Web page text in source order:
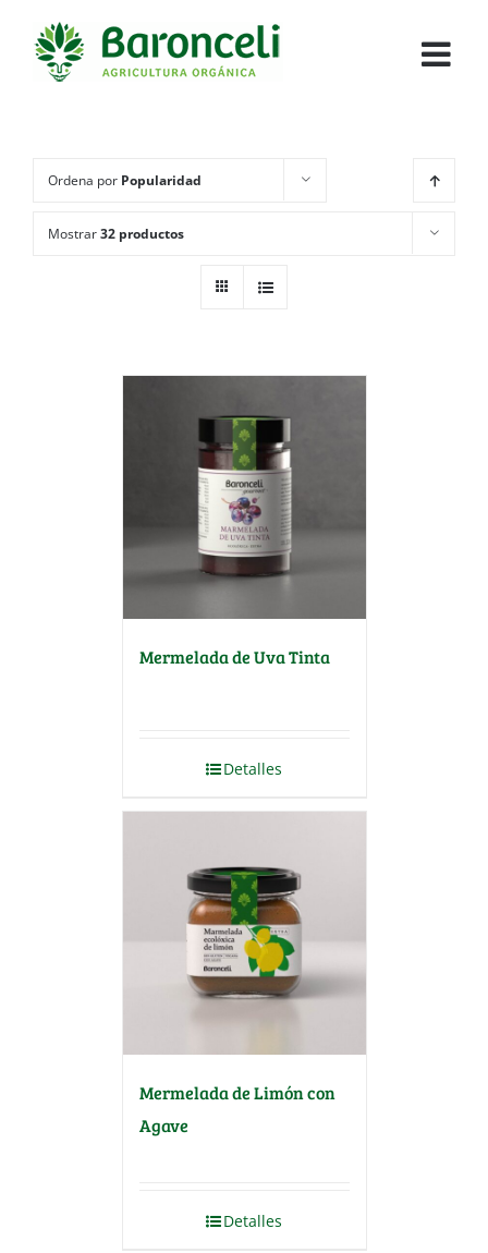
Ordena por Popularidad
Mostrar32 productos
Mermelada de Uva Tinta
Detalles
Mermelada de Limón con
Agave
Detalles